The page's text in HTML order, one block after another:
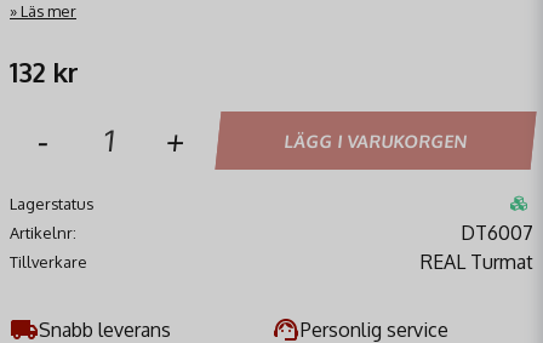
Läs mer
132 kr
- + LÄGG I VARUKORGEN
Lagerstatus
Artikelnr:
DT6007
Tillverkare REAL Turmat
Snabb leverans
Personlig service